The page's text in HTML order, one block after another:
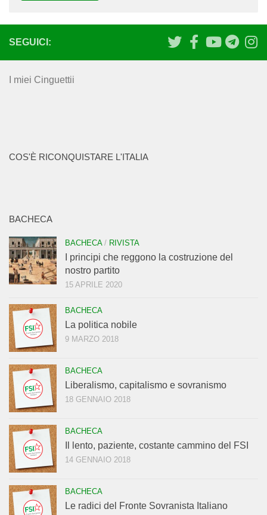
SEGUICI:
I miei Cinguettii
COS'È RICONQUISTARE L'ITALIA
BACHECA
BACHECA/ RIVISTA
I principi che reggono la costruzione del
nostro partito
15 APRILE 2020
BACHECA
La politica nobile
9 MARZO 2018
BACHECA
Liberalismo, capitalismo e sovranismo
18 GENNAIO 2018
BACHECA
Il lento, paziente, costante cammino del FSI
14 GENNAIO 2018
BACHECA
Le radici del Fronte Sovranista Italiano